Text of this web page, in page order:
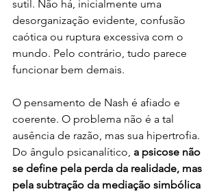
sutil. Não há, inicialmente uma
desorganização evidente, confusão
caótica ou ruptura excessiva com o
mundo. Pelo contrário, tudo parece
funcionar bem demais.
O pensamento de Nash é afiado e
coerente. O problema não é a tal
ausência de razão, mas sua hipertrofia.
Do ângulo psicanalítico, a psicose não
se define pela perda da realidade, mas
pela subtração da mediação simbólica